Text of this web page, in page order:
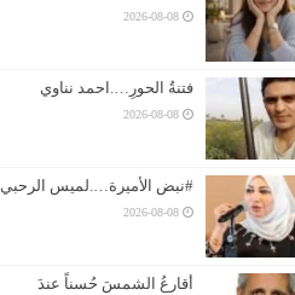
2026-08-08
فتنةُ الحورِ….احمد نناوي
2026-08-08
#نبض الأميرة….لميس الرحبي
2026-08-08
أقارعُ الشمسَ حُسناً عندَ